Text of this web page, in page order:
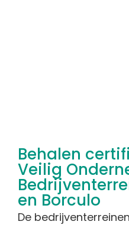
Behalen
Veilig
en Borculo
De